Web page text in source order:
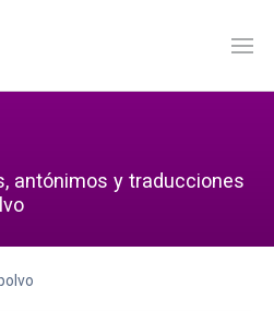
antónimos y traducciones